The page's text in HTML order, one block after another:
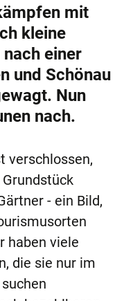
mit
kleine
einer
und Schönau
Nun
nach.
verschlossen,
- ein Bild,
haben viele
die sie nur im